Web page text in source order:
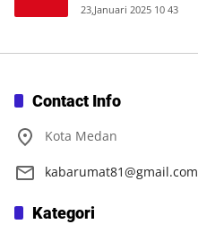
23,Januari 2025 10 43
Contact Info
Kota Medan
kabarumat81@gmail.com
Kategori